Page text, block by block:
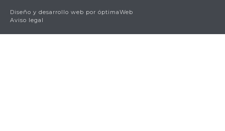
Diseño y desarrollo web por óptimaWeb
Aviso legal